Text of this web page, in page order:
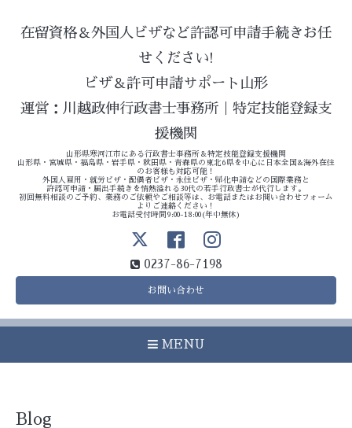
在留資格＆外国人ビザなど許認可申請手続きお任
せください!
ビザ＆許可申請サポート山形
運営：川越政伸行政書士事務所｜特定技能登録支
援機関
山形県寒河江市にある行政書士事務所＆特定技能登録支援機関
山形県・宮城県・福島県・岩手県・秋田県・青森県の東北6県を中心に日本全国&海外在住
のお客様も対応可能！
外国人雇用・就労ビザ・配偶者ビザ・永住ビザ・帰化申請などの国際業務と
許認可申請・届出手続きを情熱溢れる30代の若手行政書士が代行します。
初回無料相談のご予約、業務のご依頼やご相談等は、お電話またはお問い合わせフォーム
よりご連絡ください！
お電話受付時間9:00-18:00(年中無休)
0237-86-7198
お問い合わせ
MENU
Blog